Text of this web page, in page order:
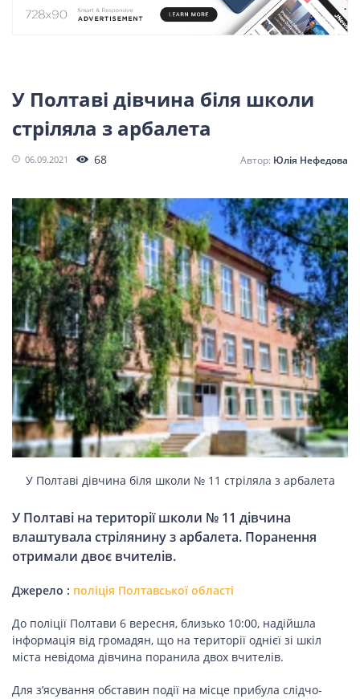
У Полтаві дівчина біля школи
стріляла з арбалета
06.09.2021 68 Юлія Нефедова
У Полтаві дівчина біля школи № 11 стріляла з арбалета
У Полтаві на території школи № 11 дівчина
влаштувала стрілянину з арбалета. Поранення
отримали двоє вчителів.
Джерело : поліція Полтавської області
До поліції Полтави 6 вересня, близько 10:00, надійшла
інформація від громадян, що на території однієї зі шкіл
міста невідома дівчина поранила двох вчителів.
Для з’ясування обставин події на місце прибула слідчо-